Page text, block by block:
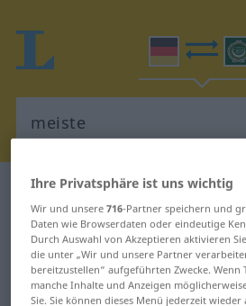
Deutsch-Arabisch Wörterbuch
Deutsch-Arabisch
"meiste"
Ihre Privatsphäre ist uns wichtig
Wir und unsere 716-Partner speichern und
Daten wie Browserdaten oder eindeutige
Durch Auswahl von Akzeptieren aktivieren
die unter „Wir und unsere Partner
bereitzustellen“ aufgeführten Zwecke.
manche Inhalte und Anzeigen
Sie. Sie können dieses Menü jederzeit